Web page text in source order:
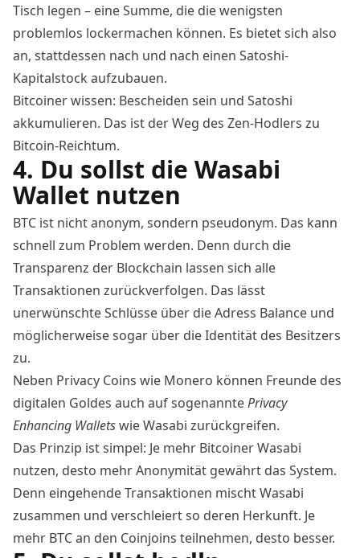
Tisch legen – eine Summe, die die wenigsten
problemlos lockermachen können. Es bietet sich also
an, stattdessen nach und nach einen Satoshi-
Kapitalstock aufzubauen.
Bitcoinerwissen: Bescheiden sein und Satoshi
akkumulieren. Das ist der Weg des Zen-Hodlers zu
Bitcoin-Reichtum.
4. Du sollst die Wasabi
Wallet nutzen
BTC ist nicht anonym, sondern pseudonym. Das kann
schnell zum Problem werden. Denn durch die
Transparenz der Blockchain lassen sich alle
Transaktionen zurückverfolgen. Das lässt
unerwünschte Schlüsse über die Adress Balance und
möglicherweise sogar über dieIdentität des Besitzers
zu.
Neben Privacy Coins wie Monero können Freunde des
digitalen Goldes auch auf sogenanntePrivacy
Enhancing Walletswie Wasabi zurückgreifen.
Das Prinzip ist simpel: Je mehr Bitcoiner Wasabi
nutzen, desto mehr Anonymität gewährt das System.
Denn eingehende Transaktionen mischt Wasabi
zusammen und verschleiert so deren Herkunft. Je
mehr BTC an den Coinjoins teilnehmen, desto besser.